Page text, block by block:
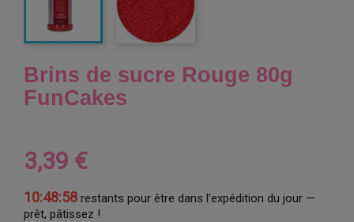
Brins de sucre Rouge 80g
FunCakes
3,39 €
10:48:57 restants pour être dans l’expédition du jour —
prêt, pâtissez !